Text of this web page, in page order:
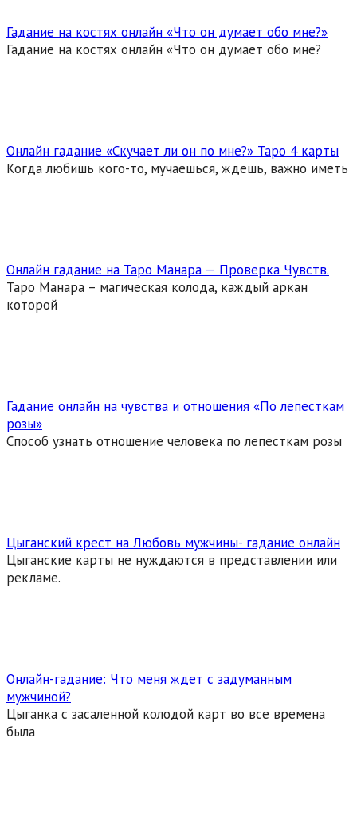
Гадание на костях онлайн «Что он думает обо мне?»
Гадание на костях онлайн «Что он думает обо мне?
Онлайн гадание «Скучает ли он по мне?» Таро 4 карты
Когда любишь кого-то, мучаешься, ждешь, важно иметь
Онлайн гадание на Таро Манара — Проверка Чувств.
Таро Манара – магическая колода, каждый аркан
которой
Гадание онлайн на чувства и отношения «По лепесткам
розы»
Способ узнать отношение человека по лепесткам розы
Цыганский крест на Любовь мужчины- гадание онлайн
Цыганские карты не нуждаются в представлении или
рекламе.
Онлайн-гадание: Что меня ждет с задуманным
мужчиной?
Цыганка с засаленной колодой карт во все времена
была